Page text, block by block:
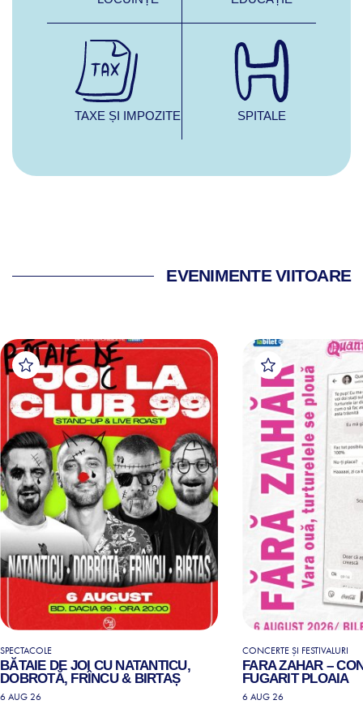
TAXE ȘI IMPOZITE SPITALE
EVENIMENTE VIITOARE
SPECTACOLE
BĂTAIE DE JOI CU NATANTICU,
DOBROTĂ, FRÎNCU & BIRTAȘ
6 AUG 26
CONCERTE ȘI FESTIVALURI
FARA ZAHAR –
FUGARIT PLOAIA
6 AUG 26